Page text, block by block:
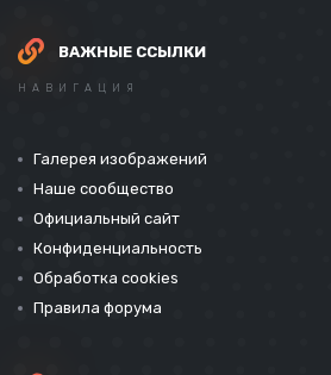
ВАЖНЫЕ ССЫЛКИ
НАВИГАЦИЯ
Галерея изображений
Наше сообщество
Официальный сайт
Конфиденциальность
Обработка cookies
Правила форума